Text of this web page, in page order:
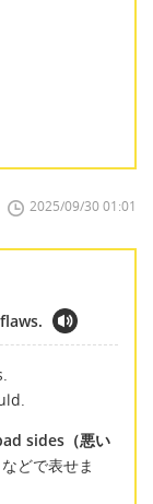
2025/09/30 01:01
sides（悪い
などで表せま